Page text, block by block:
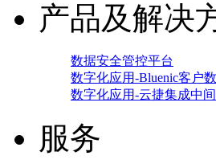
产品及解决
数据安全管控平台
数字化应用-Bluenic客户
数字化应用-云捷集成中间
服务